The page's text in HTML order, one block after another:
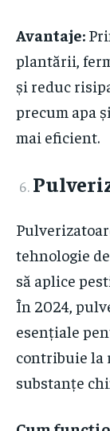
Avantaje:
plantării,
și reduc
precum apa
mai eficient.
tehnologie
să aplice
În 2024,
esențiale
contribuie la
substanțe